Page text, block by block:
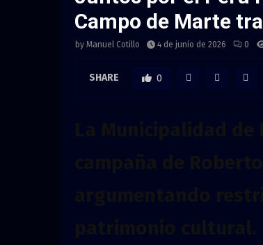
Campo de Marte
by Manuel Cotillo 4 de junio de 2026 0
SHARE 0